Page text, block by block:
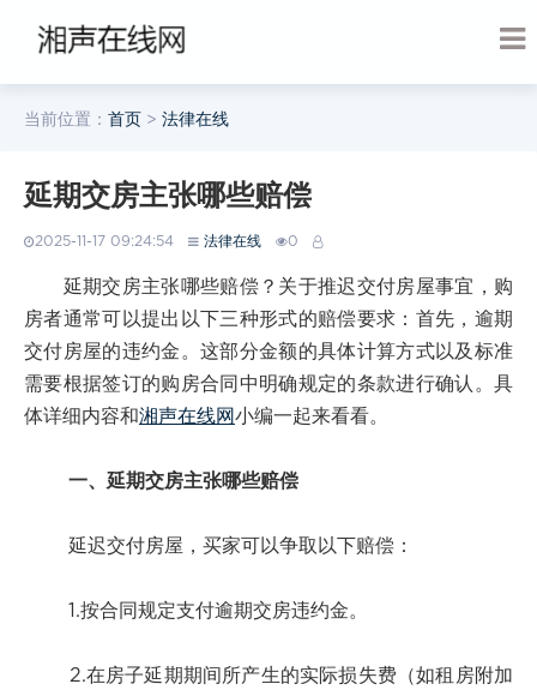
当前位置： 首页 > 法律在线
延期交房主张哪些赔偿
2025-11-17 09:24:54 法律在线 0
延期交房主张哪些赔偿？关于推迟交付房屋事宜，购
房者通常可以提出以下三种形式的赔偿要求：首先，逾期
交付房屋的违约金。这部分金额的具体计算方式以及标准
需要根据签订的购房合同中明确规定的条款进行确认。具
体详细内容和湘声在线网小编一起来看看。
一、延期交房主张哪些赔偿
延迟交付房屋，买家可以争取以下赔偿：
1.按合同规定支付逾期交房违约金。
2.在房子延期期间所产生的实际损失费（如租房附加